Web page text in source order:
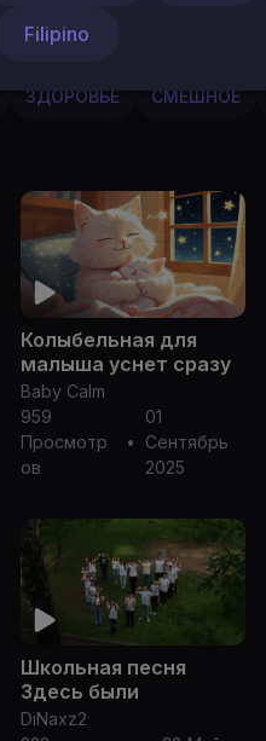
ЗДОРОВЬЕ СМЕШНОЕ
Колыбельная для
малыша уснет сразу
Baby Calm
959
Просмотр
ов
•
01
Сентябрь
2025
Школьная песня
Здесь были
DiNaxz2
Filipino